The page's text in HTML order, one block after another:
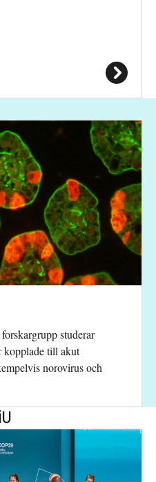
studerar
kopplade till akut
norovirus och